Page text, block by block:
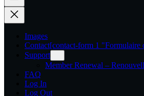
Images
Contact[contact-form 1 "Formulaire
Support
Member Renewal –
FAQ
Log In
Log Out